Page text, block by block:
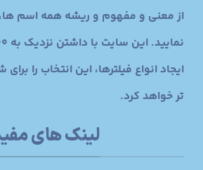
از معنی و مفهوم و ریشه همه اسم ها،
ایجاد انواع فیلترها، این انتخاب را
تر خواهد کرد.
لینک های